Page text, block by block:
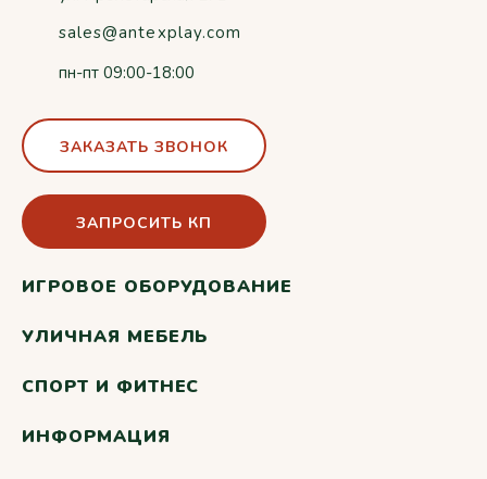
sales@antexplay.com
пн-пт 09:00-18:00
ЗАКАЗАТЬ ЗВОНОК
ЗАПРОСИТЬ КП
ИГРОВОЕ ОБОРУДОВАНИЕ
УЛИЧНАЯ МЕБЕЛЬ
СПОРТ И ФИТНЕС
ИНФОРМАЦИЯ